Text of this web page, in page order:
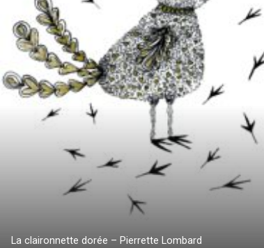
La claironnette dorée – Pierrette Lombard